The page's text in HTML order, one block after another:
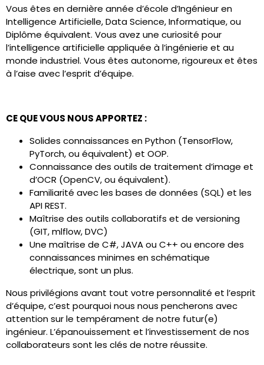
Vous êtes en dernière année d’école d’Ingénieur en
Intelligence Artificielle, Data Science, Informatique, ou
Diplôme équivalent. Vous avez une curiosité pour
l’intelligence artificielle appliquée à l’ingénierie et au
monde industriel. Vous êtes autonome, rigoureux et êtes
à l’aise avec l’esprit d’équipe.
CE QUE VOUS NOUS APPORTEZ :
Solides connaissances en Python (TensorFlow,
PyTorch, ou équivalent) et OOP.
Connaissance des outils de traitement d’image et
d’OCR (OpenCV, ou équivalent).
Familiarité avec les bases de données (SQL) et les
API REST.
Maîtrise des outils collaboratifs et de versioning
(GIT, mlflow, DVC)
Une maîtrise de C#, JAVA ou C++ ou encore des
connaissances minimes en schématique
électrique, sont un plus.
Nous privilégions avant tout votre personnalité et l’esprit
d’équipe, c’est pourquoi nous nous pencherons avec
attention sur le tempérament de notre futur(e)
ingénieur. L’épanouissement et l’investissement de nos
collaborateurs sont les clés de notre réussite.